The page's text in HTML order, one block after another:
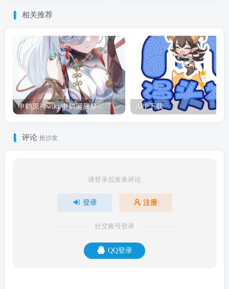
相关推荐
申鹤原神wiki 申鹤诞辰祭 APP下载
评论 抢沙发
请登录后发表评论
登录 注册
社交账号登录
QQ登录